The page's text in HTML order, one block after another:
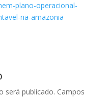
plano-operacional-
na-amazonia
será publicado. Campos